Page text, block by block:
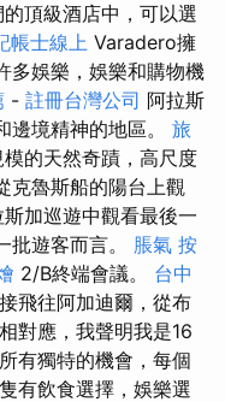
頂級酒店中，可以選
帳士線上 Varadero擁
多娛樂，娛樂和購物機
- 註冊台灣公司 阿拉斯
邊境精神的地區。 旅
的天然奇蹟，高尺度
克魯斯船的陽台上觀
加巡遊中觀看最後一
批遊客而言。 脹氣 按
2/B終端會議。 台中
飛往阿加迪爾，從布
對應，我聲明我是16
有獨特的機會，每個
有飲食選擇，娛樂選